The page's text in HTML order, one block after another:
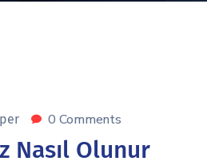
0 Comments
Nasıl Olunur